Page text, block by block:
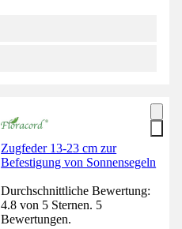
Zugfeder 13-23 cm zur
Befestigung von Sonnensegeln
Durchschnittliche Bewertung:
4.8 von 5 Sternen. 5
Bewertungen.